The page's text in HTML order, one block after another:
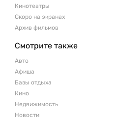
Кинотеатры
Скоро на экранах
Архив фильмов
Смотрите также
Авто
Афиша
Базы отдыха
Кино
Недвижимость
Новости